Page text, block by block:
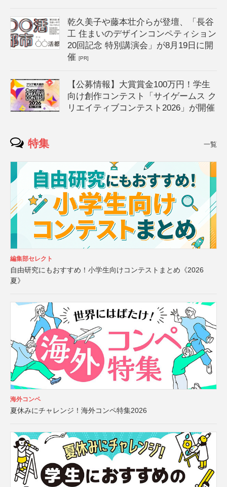
乾久美子や藤本壮介らが登壇、「長谷
工 住まいのデザインコンペティション
20回記念 特別講演会」が8月19日に開
催[PR]
【公募情報】大賞賞金100万円！学生
向け創作コンテスト「サイゲームス ク
リエイティブコンテスト2026」が開催
特集 一覧
編集部セレクト
自由研究にもおすすめ！小学生向けコンテストまとめ《2026
夏》
海外コンペ
夏休みにチャレンジ！海外コンペ特集2026